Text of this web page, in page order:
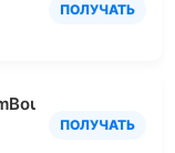
ПОЛУЧАТЬ
ПОЛУЧАТЬ